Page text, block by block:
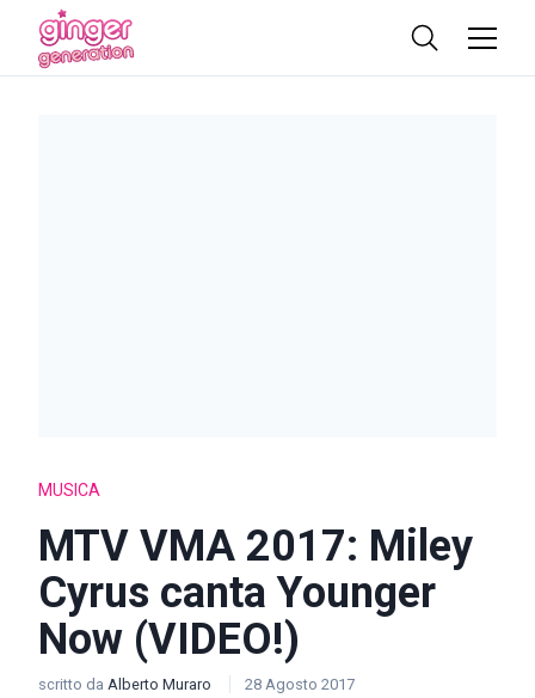
MUSICA
MTV VMA 2017: Miley
Cyrus canta Younger
Now (VIDEO!)
scritto da Alberto Muraro 28 Agosto 2017